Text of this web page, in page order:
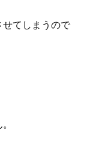
てしまうので